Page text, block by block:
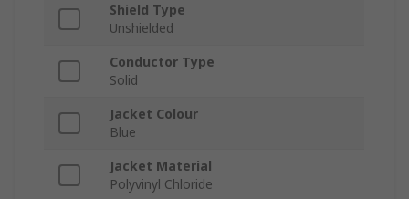
Shield Type
Unshielded
Conductor Type
Solid
Jacket Colour
Blue
Jacket Material
Polyvinyl Chloride